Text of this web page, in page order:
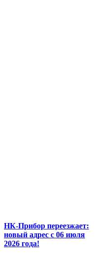
НК-Прибор переезжает:
новый адрес с 06 июля
2026 года!